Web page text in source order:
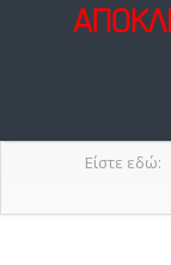
Είστε εδώ: